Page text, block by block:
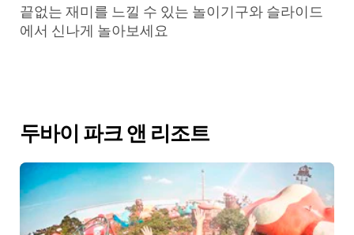
끝없는 재미를 느낄 수 있는 놀이기구와 슬라이드
에서 신나게 놀아보세요
두바이 파크 앤 리조트